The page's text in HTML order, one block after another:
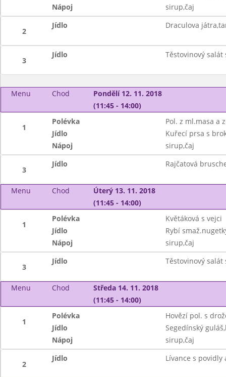
Nápoj
sirup,čaj
2
Jídlo Draculova
3
Jídlo Těstovinový
Menu Chod
Pondělí 12. 11. 2018
(11:45 - 14:00)
1
Polévka
Pol. z ml.masa a
Jídlo
Kuřecí prsa s
Nápoj
sirup,čaj
3
Jídlo Rajčatová
Menu Chod
Úterý 13. 11. 2018
(11:45 - 14:00)
1
Polévka
Květáková s vejci
Jídlo
Rybí
Nápoj
sirup,čaj
3
Jídlo Těstovinový
Menu Chod
Středa 14. 11. 2018
(11:45 - 14:00)
1
Polévka
Hovězí pol. s
Jídlo
Segedínský
Nápoj
sirup,čaj
2
Jídlo Lívance s povidly